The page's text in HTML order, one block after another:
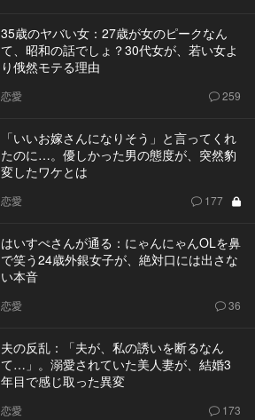
35歳のヤバい女：27歳が女のピークなん
て、昭和の話でしょ？30代女が、若い女よ
り俄然モテる理由
恋愛 259
「いいお嫁さんになりそう」と言ってくれ
たのに…。優しかった男の態度が、突然豹
変したワケとは
恋愛 177
はいすぺさんが通る：にゃんにゃんOLを鼻
で笑う24歳外銀女子が、絶対口には出さな
い本音
恋愛 36
夫の反乱：「夫が、私の誘いを断るなん
て…」。溺愛されていた美人妻が、結婚3
年目で感じ取った異変
恋愛 173